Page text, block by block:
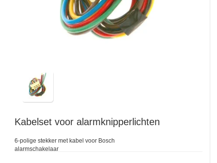
Kabelset voor alarmknipperlichten
6-polige stekker met kabel voor Bosch
alarmschakelaar